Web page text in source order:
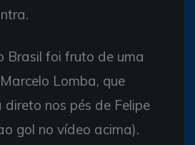
Brasil foi fruto de uma
Lomba, que
nos pés de Felipe
gol no vídeo acima).